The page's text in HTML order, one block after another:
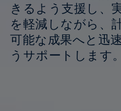
きるよう支援し、
を軽減しながら、
可能な成果へと迅
うサポートします。